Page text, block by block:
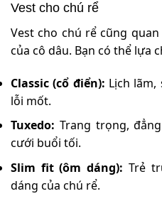
Vest cho chú rể
Vest cho chú rể cũng
của cô dâu. Bạn có thể lựa
Classic (cổ điển): Lịch
lỗi mốt.
Tuxedo: Trang trọng,
cưới buổi tối.
Slim fit (ôm dáng): Trẻ
dáng của chú rể.